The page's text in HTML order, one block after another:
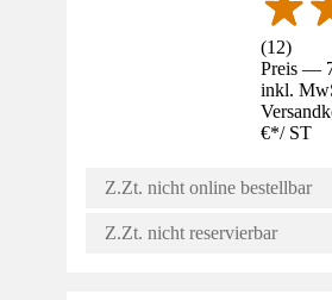
(12)
Preis —
inkl.
€*/ ST
Z.Zt. nicht online bestellbar
Z.Zt. nicht reservierbar